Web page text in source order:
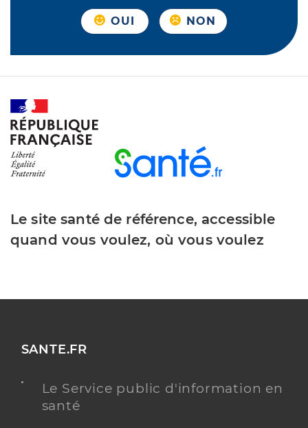
OUI NON
Le site santé de référence, accessible
quand vous voulez, où vous voulez
SANTE.FR
Le Service public d'information en
santé